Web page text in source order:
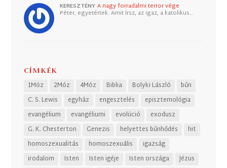
KERESZTÉNY A nagy forradalmi terror vége
Péter, egyetértek. Amit írsz, az igaz, a katolikus…
CÍMKÉK
1Móz 2Móz 4Móz Biblia Bolyki László
bűn
C. S. Lewis
egyház engesztelés
episztemológia
evangélium
evangéliumi evolúció
exodusz
G. K. Chesterton
Genezis helyettes bűnhődés
hit
homoszexualitás
homoszexuális
igazság
irodalom
Isten Isten igéje Isten országa
Jézus